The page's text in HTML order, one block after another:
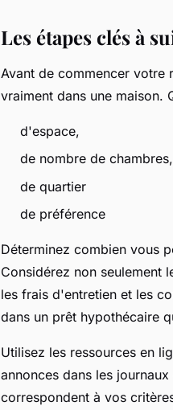
Les étapes clés à
Avant de commencer votre
vraiment dans une maison.
d'espace,
de nombre de chambres,
de quartier
de préférence
Déterminez combien vous
Considérez non seulement
les frais d'entretien et les
dans un prêt hypothécaire
Utilisez les ressources en
annonces dans les
correspondent à vos